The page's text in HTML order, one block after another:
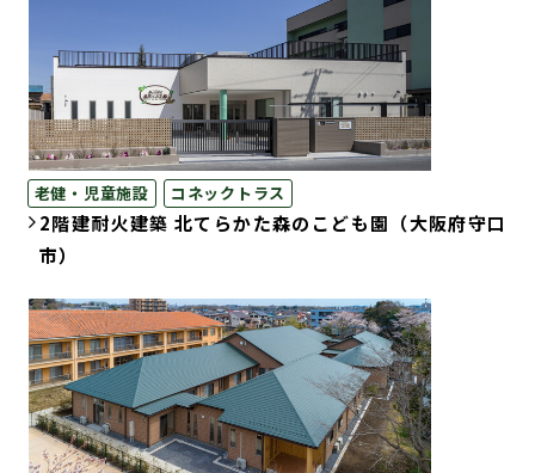
老健・児童施設 コネックトラス
2階建耐火建築 北てらかた森のこども園（大阪府守口
市）